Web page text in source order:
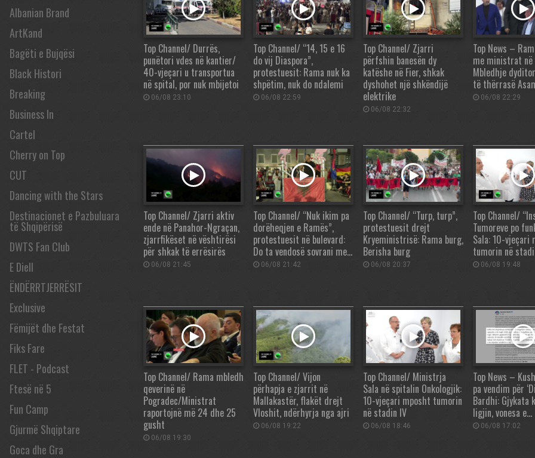
Albanian Brand
ArtKand
Bagëti e Bujqësi
Black Histori
Breaking
Business In
Cartel
Cherry on Top
CUT
Dancing with the Stars
Destinacionet e Pazbuluara
të Shqipërisë
DWTS Fan Club
E Diell
ËNDËRRTJERRËSIT
Exclusive
Fëmijët dhe Festat
Fiks Fare
FLET - Podcast
Ftesë në 5
Fun Camp
Gjurmë Shqiptare
Goca dhe Gra
Top Channel/ Durrës,
punëtori vdes në kantier/
40-vjeçari u transportua
në spital, por nuk mbijetoi
06/08 23:10
Top Channel/ “14, 15 e 16
do vij Diaspora”,
protestuesit: Rama nuk ka
shpëtim, nuk do ndalemi
06/08 22:59
Top Channel/ Zjarri
përfshin banesën dy
katëshe në Fier, shkak
dyshohet një shkëndijë
elektrike
06/08 22:32
Top News –
me ministrat në
Mbledhje
të thërrasë
06/08 22:29
Top Channel/ Zjarri aktiv
ende në Panahor-Ngraçan,
zjarrfikëset në vështirësi
për shkak të errësirës
06/08 21:45
Top Channel/ “Nuk ikim pa
dorëheqjen e Ramës”,
protestuesit në bulevard:
Do ta vendosë sovrani me…
06/08 21:42
Top Channel/ “Turp, turp”,
protestuesit drejt
Kryeministrisë: Rama burg,
Berisha burg
06/08 20:37
Top Channel/
Tumoreve po
Sala: 10-vjeçari
tumorin në
06/08 19:48
Top Channel/ Rama mbledh
qeverinë në
Pogradec/Ministrat
raportojnë më 24 dhe 25
gusht
06/08 19:30
Top Channel/ Vijon
përhapja e zjarrit në
Mallakastër, flakët drejt
Vloshit, ndërhyrja nga ajri
06/08 19:22
Top Channel/ Ministrja
Sala në spitalin Onkologjik:
10-vjeçari mposht tumorin
në stadin IV
06/08 18:46
Top News –
pa vendim për
Bardhi: Gjykata
ligjin, vonesa e…
06/08 17:02